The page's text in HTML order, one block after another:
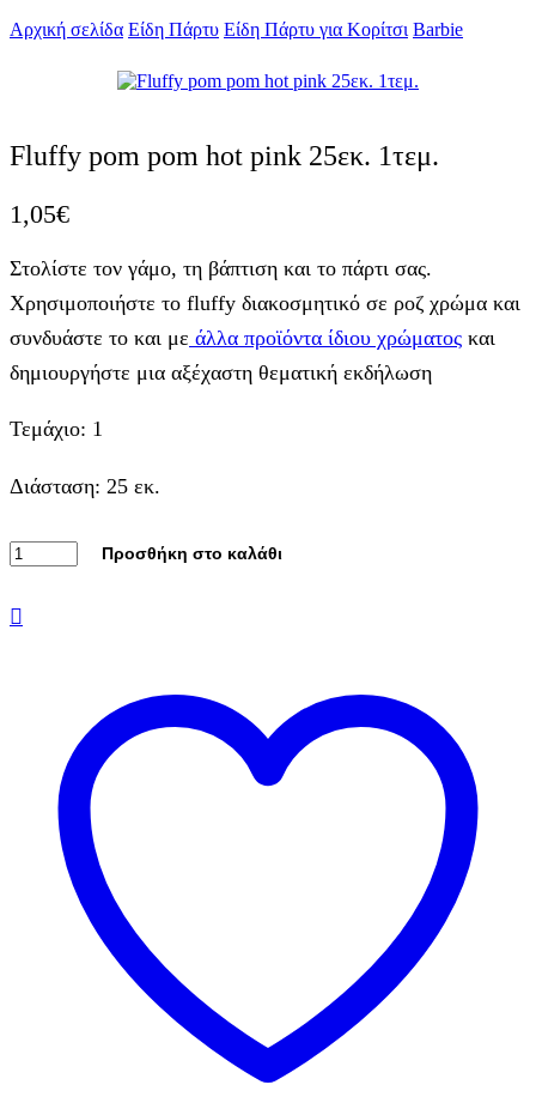
Αρχική σελίδα Είδη Πάρτυ Είδη Πάρτυ για Κορίτσι Barbie
Fluffy pom pom hot pink 25εκ. 1τεμ.
1,05€
Στολίστε τον γάμο, τη βάπτιση και το πάρτι σας.
Χρησιμοποιήστε το fluffy διακοσμητικό σε ροζ χρώμα και
συνδυάστε το και με άλλα προϊόντα ίδιου χρώματος και
δημιουργήστε μια αξέχαστη θεματική εκδήλωση
Τεμάχιο: 1
Διάσταση: 25 εκ.
Fluffy
pom
hot
Προσθήκη στο καλάθι